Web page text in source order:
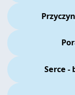
Serce